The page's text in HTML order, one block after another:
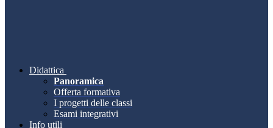
Didattica
Panoramica
Offerta formativa
I progetti delle classi
Esami integrativi
Info utili